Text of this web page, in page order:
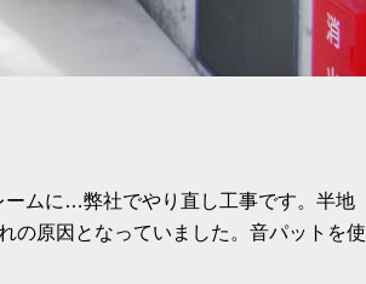
ームに…弊社でやり直し工事です。半地
の原因となっていました。音パットを使